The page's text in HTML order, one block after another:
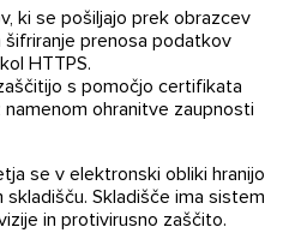
ki se pošiljajo prek obrazcev
prenosa podatkov
HTTPS.
s pomočjo certifikata
ohranitve zaupnosti
se v elektronski obliki hranijo
Skladišče ima sistem
in protivirusno zaščito.